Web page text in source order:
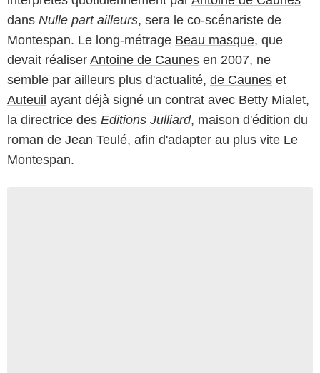
dans Nulle part ailleurs, sera le co-scénariste de
Montespan. Le long-métrage Beau masque, que
devait réaliser Antoine de Caunes en 2007, ne
semble par ailleurs plus d'actualité, de Caunes et
Auteuil ayant déjà signé un contrat avec Betty Mialet,
la directrice des Editions Julliard, maison d'édition du
roman de Jean Teulé, afin d'adapter au plus vite Le
Montespan.